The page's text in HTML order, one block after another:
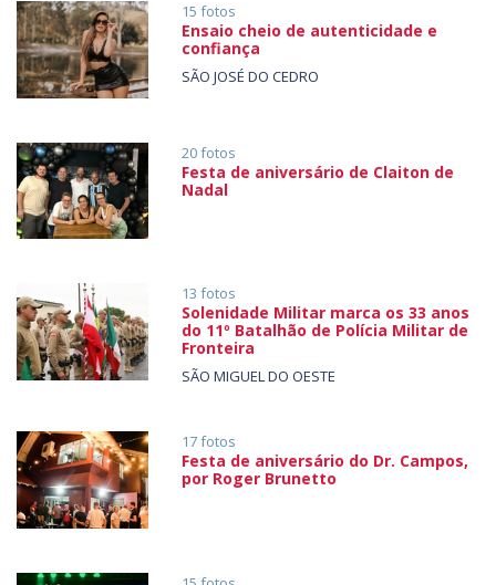
15 fotos
Ensaio cheio de autenticidade e
confiança
SÃO JOSÉ DO CEDRO
20 fotos
Festa de aniversário de Claiton de
Nadal
13 fotos
Solenidade Militar marca os 33 anos
do 11º Batalhão de Polícia Militar de
Fronteira
SÃO MIGUEL DO OESTE
17 fotos
Festa de aniversário do Dr. Campos,
por Roger Brunetto